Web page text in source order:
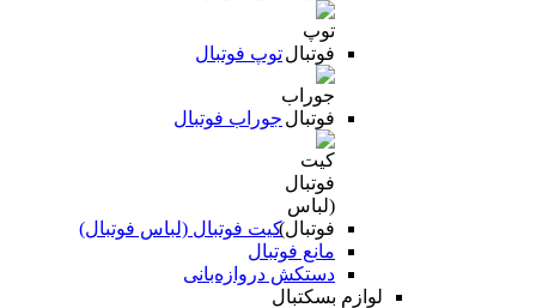
توپ فوتبال
جوراب فوتبال
کیت فوتبال (لباس فوتبال)
مانع فوتبال
دستکش دروازه‌بانی
لوازم بسکتبال